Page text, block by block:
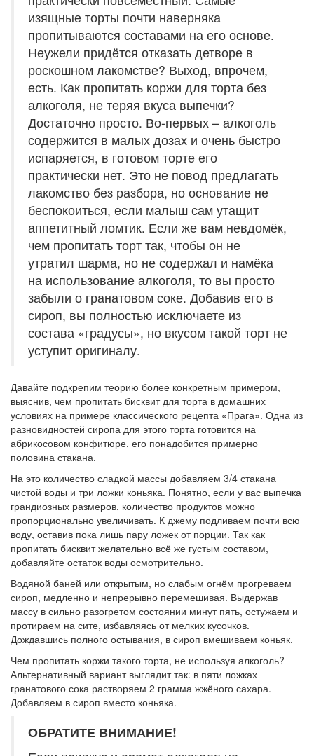
изящные торты почти наверняка
пропитываются составами на его основе.
Неужели придётся отказать детворе в
роскошном лакомстве? Выход, впрочем,
есть. Как пропитать коржи для торта без
алкоголя, не теряя вкуса выпечки?
Достаточно просто. Во-первых – алкоголь
содержится в малых дозах и очень быстро
испаряется, в готовом торте его
практически нет. Это не повод предлагать
лакомство без разбора, но основание не
беспокоиться, если малыш сам утащит
аппетитный ломтик. Если же вам невдомёк,
чем пропитать торт так, чтобы он не
утратил шарма, но не содержал и намёка
на использование алкоголя, то вы просто
забыли о гранатовом соке. Добавив его в
сироп, вы полностью исключаете из
состава «градусы», но вкусом такой торт не
уступит оригиналу.
Давайте подкрепим теорию более конкретным примером,
выяснив, чем пропитать бисквит для торта в домашних
условиях на примере классического рецепта «Прага». Одна из
разновидностей сиропа для этого торта готовится на
абрикосовом конфитюре, его понадобится примерно
половина стакана.
На это количество сладкой массы добавляем 3/4 стакана
чистой воды и три ложки коньяка. Понятно, если у вас выпечка
грандиозных размеров, количество продуктов можно
пропорционально увеличивать. К джему подливаем почти всю
воду, оставив пока лишь пару ложек от порции. Так как
пропитать бисквит желательно всё же густым составом,
добавляйте остаток воды осмотрительно.
Водяной баней или открытым, но слабым огнём прогреваем
сироп, медленно и непрерывно перемешивая. Выдержав
массу в сильно разогретом состоянии минут пять, остужаем и
протираем на сите, избавляясь от мелких кусочков.
Дождавшись полного остывания, в сироп вмешиваем коньяк.
Чем пропитать коржи такого торта, не используя алкоголь?
Альтернативный вариант выглядит так: в пяти ложках
гранатового сока растворяем 2 грамма жжёного сахара.
Добавляем в сироп вместо коньяка.
ОБРАТИТЕ ВНИМАНИЕ!